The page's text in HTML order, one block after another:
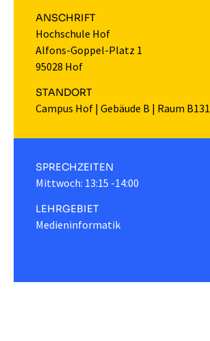
ANSCHRIFT
Hochschule Hof
Alfons-Goppel-Platz 1
95028 Hof
STANDORT
Campus Hof | Gebäude B | Raum B131
SPRECHZEITEN
Mittwoch: 13:15 -14:00
LEHRGEBIET
Medieninformatik